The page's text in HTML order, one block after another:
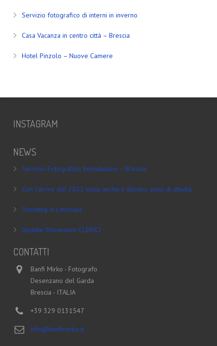
Servizio fotografico di interni in inverno
Casa Vacanza in centro città – Brescia
Hotel Pinzolo – Nuove Camere
INSTAGRAM
NEWS
Servizio Fotografico Immobiliare – Brescia
Con l’arrivo del 2021 inizia anche il decimo anno di attività
Shooting in Limonaia
Update Showroom CLERICI
CONTATTI
Banfi Mirko - Fotografo
Desenzano del Garda
Brescia - ITALIA
+39 329 0131547
info@banfimirko.it